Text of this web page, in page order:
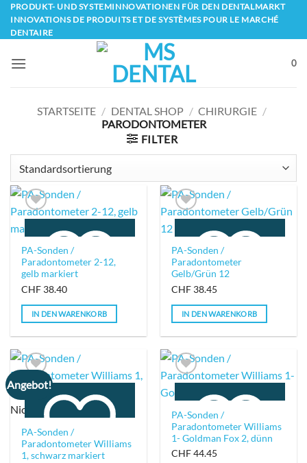
Skip
content
PRODUKT- UND SYSTEMINNOVATIONEN FÜR DEN DENTALMARKT
INNOVATIONS DE PRODUITS ET DE SYSTÈMES POUR LE MARCHÉ
DENTAIRE
0
STARTSEITE / DENTAL SHOP / CHIRURGIE /
PARODONTOMETER
FILTER
IN DIE WUNSCHLISTE
PA-Sonden /
Paradontometer 2-12,
gelb markiert
CHF 38.40
IN DEN WARENKORB
IN DIE WUNSCHLISTE
PA-Sonden /
Paradontometer
Gelb/Grün 12
CHF 38.45
IN DEN WARENKORB
Angebot!
Nicht vorrätig
PA-Sonden /
Paradontometer Williams
1, schwarz markiert
PA-Sonden /
Paradontometer Williams
1- Goldman Fox 2, dünn
CHF44.45